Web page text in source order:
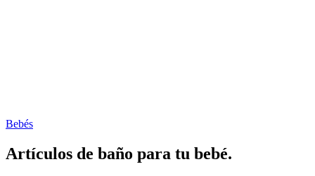
Publicada
Bebés
Artículos de baño para tu bebé.